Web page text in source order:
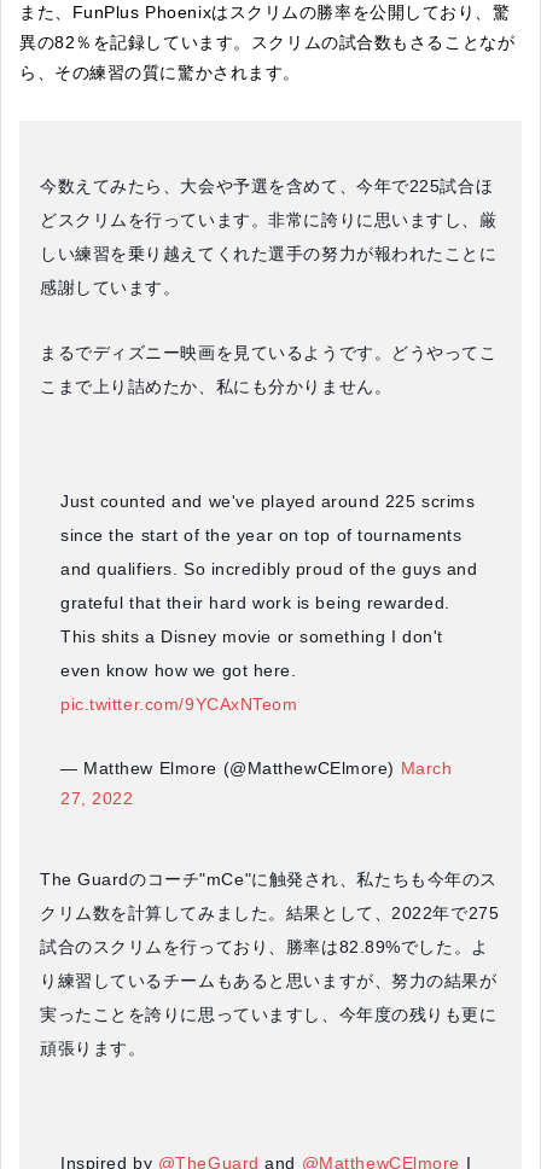
また、FunPlus Phoenixはスクリムの勝率を公開しており、驚
異の82％を記録しています。スクリムの試合数もさることなが
ら、その練習の質に驚かされます。
今数えてみたら、大会や予選を含めて、今年で225試合ほ
どスクリムを行っています。非常に誇りに思いますし、厳
しい練習を乗り越えてくれた選手の努力が報われたことに
感謝しています。
まるでディズニー映画を見ているようです。どうやってこ
こまで上り詰めたか、私にも分かりません。
Just counted and we've played around 225 scrims
since the start of the year on top of tournaments
and qualifiers. So incredibly proud of the guys and
grateful that their hard work is being rewarded.
This shits a Disney movie or something I don't
even know how we got here.
pic.twitter.com/9YCAxNTeom
— Matthew Elmore (@MatthewCElmore) March
27, 2022
The Guardのコーチ"mCe"に触発され、私たちも今年のス
クリム数を計算してみました。結果として、2022年で275
試合のスクリムを行っており、勝率は82.89%でした。よ
り練習しているチームもあると思いますが、努力の結果が
実ったことを誇りに思っていますし、今年度の残りも更に
頑張ります。
Inspired by @TheGuard and @MatthewCElmore I